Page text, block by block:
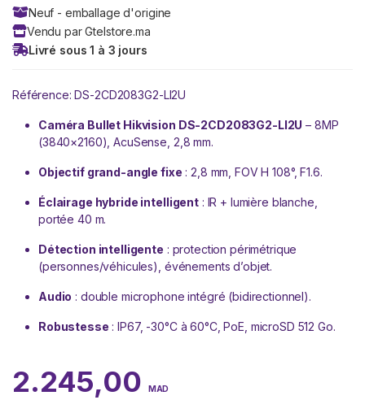
Neuf - emballage d'origine
Vendu par Gtelstore.ma
Livré sous 1 à 3 jours
Référence: DS-2CD2083G2-LI2U
Caméra Bullet Hikvision DS-2CD2083G2-LI2U – 8MP
(3840×2160), AcuSense, 2,8 mm.
Objectif grand-angle fixe : 2,8 mm, FOV H 108°, F1.6.
Éclairage hybride intelligent: IR + lumière blanche,
portée 40 m.
Détection intelligente : protection périmétrique
(personnes/véhicules), événements d’objet.
Audio : double microphone intégré (bidirectionnel).
Robustesse : IP67, -30°C à 60°C, PoE, microSD 512 Go.
2.245,00 MAD